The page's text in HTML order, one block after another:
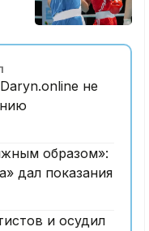
не
образом»:
дал показания
и осудил